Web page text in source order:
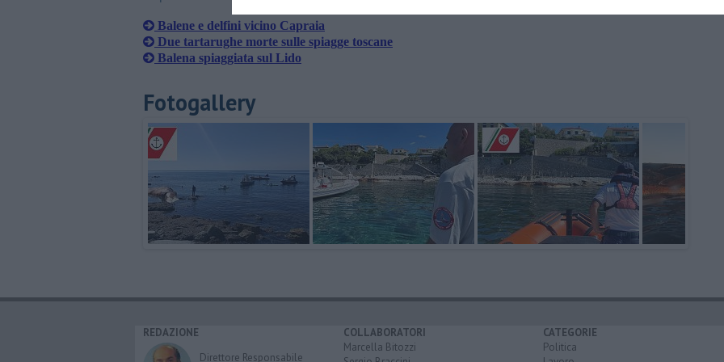
Balene e delfini vicino Capraia
Due tartarughe morte sulle spiagge toscane
Balena spiaggiata sul Lido
Fotogallery
REDAZIONE
Direttore Responsabile
COLLABORATORI
Marcella Bitozzi
CATEGORIE
Politica